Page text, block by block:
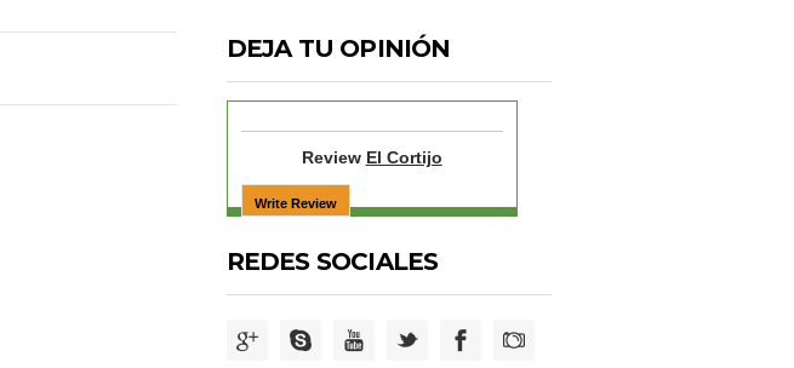
DEJA TU OPINIÓN
Review El Cortijo
REDES SOCIALES